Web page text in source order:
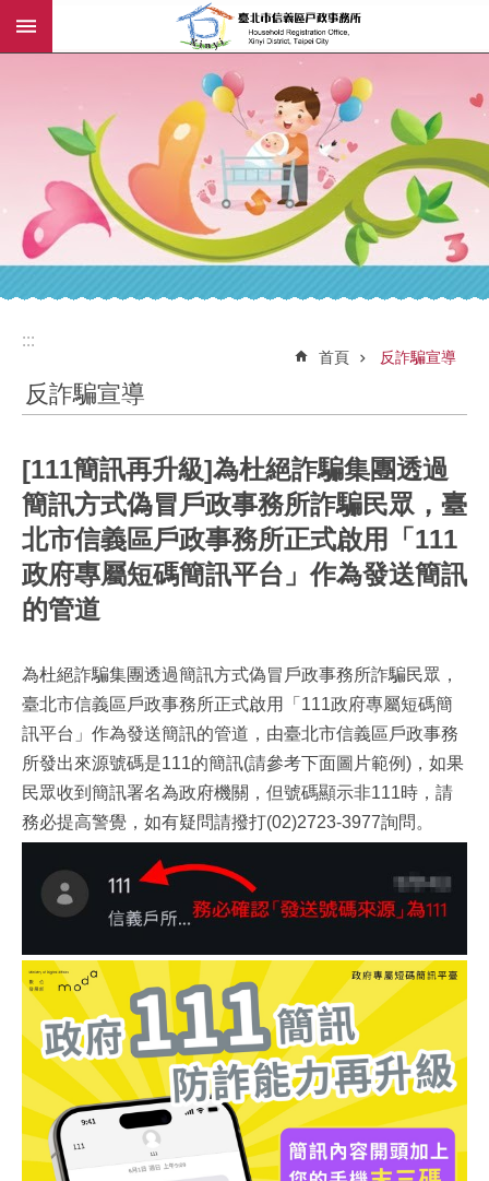
跳到主要內容區塊
:::
:::
首頁 反詐騙宣導
反詐騙宣導
[111簡訊再升級]為杜絕詐騙集團透過
簡訊方式偽冒戶政事務所詐騙民眾，臺
北市信義區戶政事務所正式啟用「111
政府專屬短碼簡訊平台」作為發送簡訊
的管道
為杜絕詐騙集團透過簡訊方式偽冒戶政事務所詐騙民眾，
臺北市信義區戶政事務所正式啟用「111政府專屬短碼簡
訊平台」作為發送簡訊的管道，由臺北市信義區戶政事務
所發出來源號碼是111的簡訊(請參考下面圖片範例)，如果
民眾收到簡訊署名為政府機關，但號碼顯示非111時，請
務必提高警覺，如有疑問請撥打(02)2723-3977詢問。